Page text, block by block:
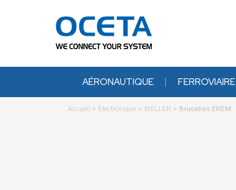
AÉRONAUTIQUE FERROVIAIRE
Accueil > Electronique > WELLER > Brucelles EREM